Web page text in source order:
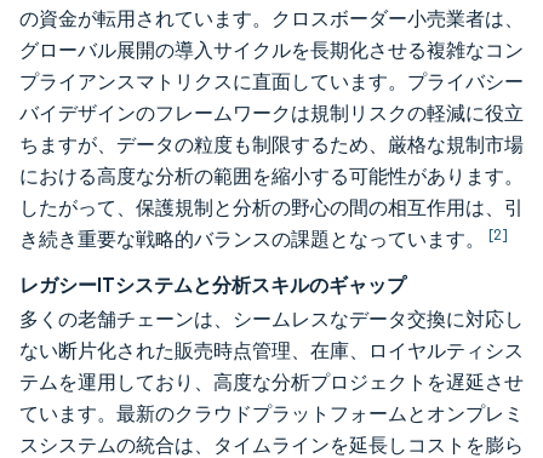
の資金が転用されています。クロスボーダー小売業者は、
グローバル展開の導入サイクルを長期化させる複雑なコン
プライアンスマトリクスに直面しています。プライバシー
バイデザインのフレームワークは規制リスクの軽減に役立
ちますが、データの粒度も制限するため、厳格な規制市場
における高度な分析の範囲を縮小する可能性があります。
したがって、保護規制と分析の野心の間の相互作用は、引
き続き重要な戦略的バランスの課題となっています。 [2]
レガシーITシステムと分析スキルのギャップ
多くの老舗チェーンは、シームレスなデータ交換に対応し
ない断片化された販売時点管理、在庫、ロイヤルティシス
テムを運用しており、高度な分析プロジェクトを遅延させ
ています。最新のクラウドプラットフォームとオンプレミ
スシステムの統合は、タイムラインを延長しコストを膨ら